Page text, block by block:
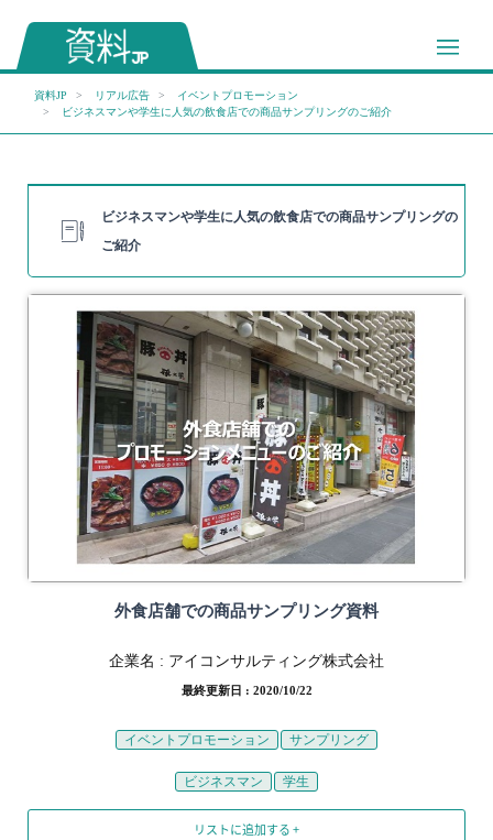
資料JP リアル広告
イベントプロモーション
ビジネスマンや学生に人気の飲食店での商品サンプリングのご紹介
ビジネスマンや学生に人気の飲食店での商品サンプリングの
ご紹介
外食店舗での商品サンプリング資料
企業名 : アイコンサルティング株式会社
最終更新日 : 2020/10/22
イベントプロモーション サンプリング
ビジネスマン 学生
リストに追加する +